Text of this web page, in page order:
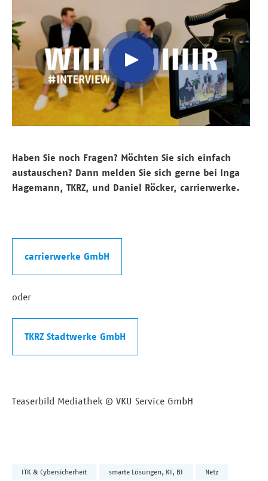
Haben Sie noch Fragen? Möchten Sie sich einfach
austauschen? Dann melden Sie sich gerne bei Inga
Hagemann, TKRZ, und Daniel Röcker, carrierwerke.
carrierwerke GmbH
oder
TKRZ Stadtwerke GmbH
Teaserbild Mediathek © VKU Service GmbH
ITK & Cybersicherheit smarte Lösungen, KI, BI Netz